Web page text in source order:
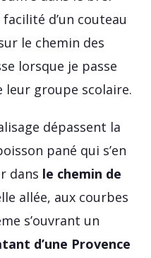
d’un couteau
le chemin des
lorsque je passe
leur groupe scolaire.
dépassent la
pané qui s’en
dans le chemin de
allée, aux courbes
s’ouvrant un
d’une Provence